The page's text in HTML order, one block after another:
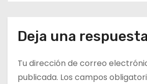
d
s
todos sus
regla, por lo
Deja una respuesta
Tu dirección de correo
publicada. Los campos